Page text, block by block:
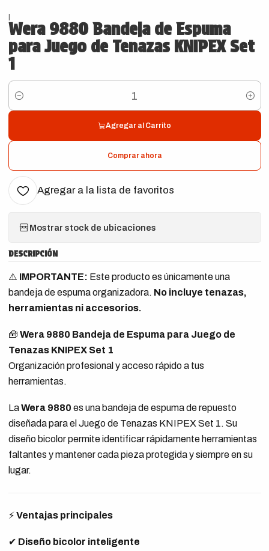
|
Wera 9880 Bandeja de Espuma
para Juego de Tenazas KNIPEX Set
1
Cantidad
Agregar al Carrito
Comprar ahora
Agregar a la lista de favoritos
Mostrar stock de ubicaciones
DESCRIPCIÓN
⚠️ IMPORTANTE: Este producto es únicamente una
bandeja de espuma organizadora. No incluye tenazas,
herramientas ni accesorios.
🧰 Wera 9880 Bandeja de Espuma para Juego de
Tenazas KNIPEX Set 1
Organización profesional y acceso rápido a tus
herramientas.
LaWera 9880 es una bandeja de espuma de repuesto
diseñada para el Juego de Tenazas KNIPEX Set 1. Su
diseño bicolor permite identificar rápidamente herramientas
faltantes y mantener cada pieza protegida y siempre en su
lugar.
⚡Ventajas principales
✔ Diseño bicolor inteligente